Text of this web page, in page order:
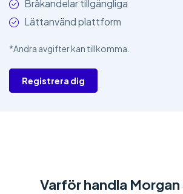
Bråkandelar tillgängliga
Lättanvänd plattform
*Andra avgifter kan tillkomma.
Registrera dig
Varför handla